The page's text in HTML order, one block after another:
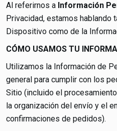
Al referirnos a Información
Privacidad, estamos hablando
Dispositivo como de la
CÓMO USAMOS TU
Utilizamos la Información de
general para cumplir con los
Sitio (incluido el
la organización del envío y el
confirmaciones de pedidos).